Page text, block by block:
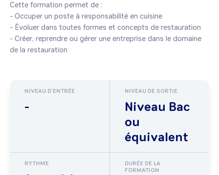
Cette formation permet de :
- Occuper un poste à responsabilité en cuisine
- Évoluer dans toutes formes et concepts de restauration
- Créer, reprendre ou gérer une entreprise dans le domaine
de la restauration
NIVEAU D'ENTRÉE
-
NIVEAU DE SORTIE
Niveau Bac
ou
équivalent
RYTHME
DURÉE DE LA
FORMATION